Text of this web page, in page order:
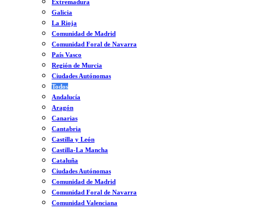
Extremadura
Galicia
La Rioja
Comunidad de Madrid
Comunidad Foral de Navarra
País Vasco
Región de Murcia
Ciudades Autónomas
Todos
Andalucía
Aragón
Canarias
Cantabria
Castilla y León
Castilla-La Mancha
Cataluña
Ciudades Autónomas
Comunidad de Madrid
Comunidad Foral de Navarra
Comunidad Valenciana